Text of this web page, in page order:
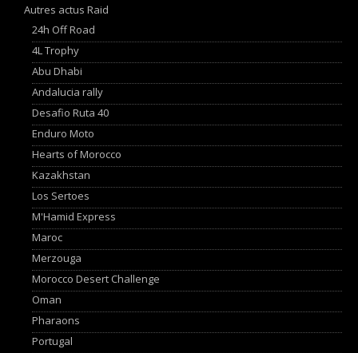
Autres actus Raid
24h Off Road
4L Trophy
Abu Dhabi
Andalucia rally
Desafio Ruta 40
Enduro Moto
Hearts of Morocco
Kazakhstan
Los Sertoes
M'Hamid Express
Maroc
Merzouga
Morocco Desert Challenge
Oman
Pharaons
Portugal